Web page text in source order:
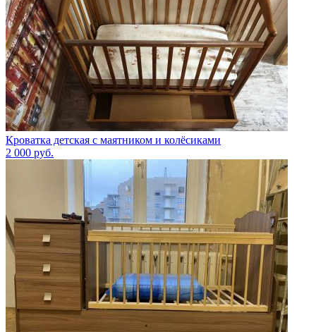
Кроватка детская с маятником и колёсиками
2 000 руб.